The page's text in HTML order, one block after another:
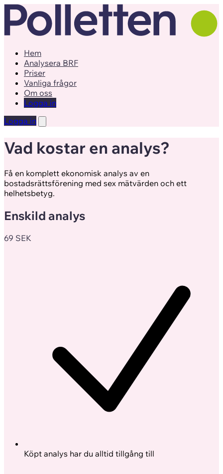
Hem
Analysera BRF
Priser
Vanliga frågor
Om oss
Logga in
Logga in
Vad kostar en analys?
Få en komplett ekonomisk analys av en
bostadsrättsförening med sex mätvärden och ett
helhetsbetyg.
Enskild analys
69 SEK
Köpt analys har du alltid tillgång till